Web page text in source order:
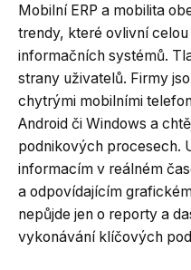
Mobilní ERP a mobilita
trendy, které ovlivní
informačních systémů.
strany uživatelů. Firmy
chytrými mobilními
Android či Windows a
podnikových procesech.
informacím v reálném
a odpovídajícím
nepůjde jen o reporty a
vykonávání klíčových